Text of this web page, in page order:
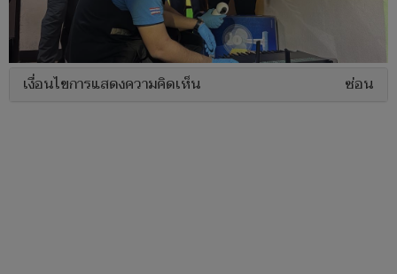
เงื่อนไขการแสดงความคิดเห็น ซ่อน